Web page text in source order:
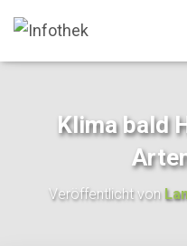
Klima bald
Veröffentlicht von